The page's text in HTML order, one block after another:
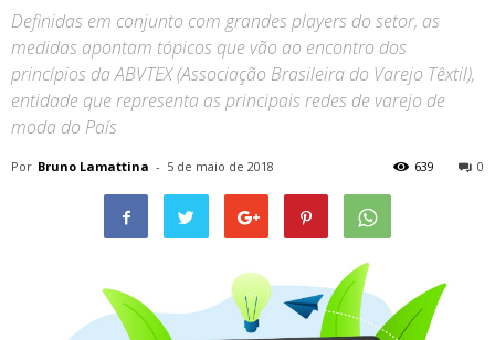
Definidas em conjunto com grandes players do setor, as
medidas apontam tópicos que vão ao encontro dos
princípios da ABVTEX (Associação Brasileira do Varejo Têxtil),
entidade que representa as principais redes de varejo de
moda do País
Por Bruno Lamattina - 5 de maio de 2018 0
639